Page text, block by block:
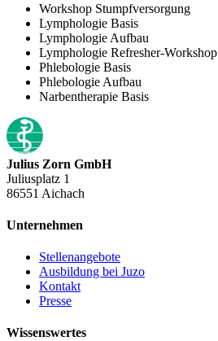
Workshop Stumpfversorgung
Lymphologie Basis
Lymphologie Aufbau
Lymphologie Refresher-Workshop
Phlebologie Basis
Phlebologie Aufbau
Narbentherapie Basis
Julius Zorn GmbH
Juliusplatz 1
86551 Aichach
Unternehmen
Stellenangebote
Ausbildung bei Juzo
Kontakt
Presse
Wissenswertes